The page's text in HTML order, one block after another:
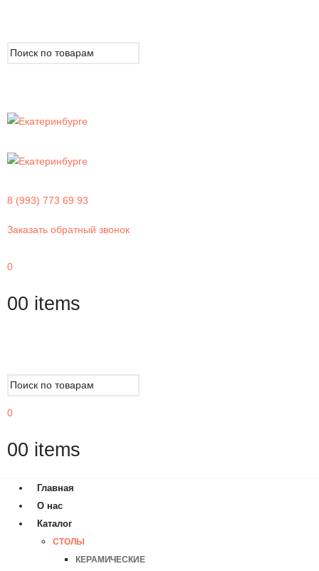
8 (993) 773 69 93
Заказать обратный звонок
0
00 items
0
00 items
Главная
О нас
Каталог
СТОЛЫ
КЕРАМИЧЕСКИЕ